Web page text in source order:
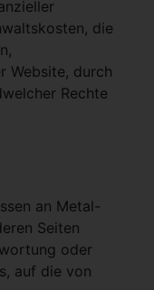
die
Website, durch
Rechte
an Metal-
Seiten
oder
auf die von